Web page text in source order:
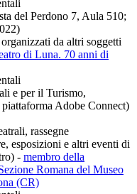
del Perdono 7, Aula 510;
da altri soggetti
di Luna. 70 anni di
e per il Turismo,
Adobe Connect)
rassegne
esposizioni e altri eventi di
- membro della
Romana del Museo
(CR)